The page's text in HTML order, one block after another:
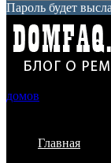
Пароль будет
домов
Главная